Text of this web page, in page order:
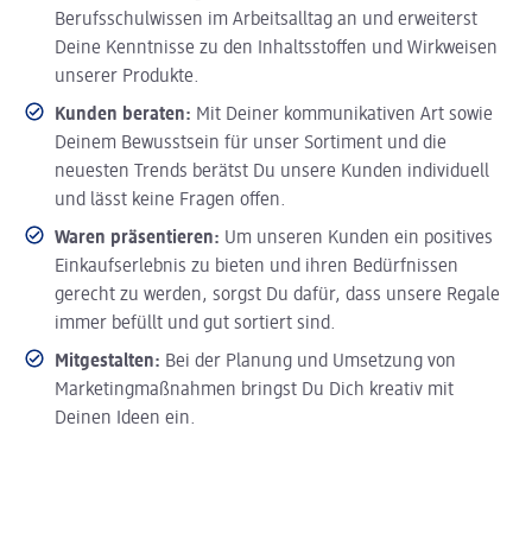
Berufsschulwissen im Arbeitsalltag an und erweiterst
Deine Kenntnisse zu den Inhaltsstoffen und Wirkweisen
unserer Produkte.
Kunden beraten: Mit Deiner kommunikativen Art sowie
Deinem Bewusstsein für unser Sortiment und die
neuesten Trends berätst Du unsere Kunden individuell
und lässt keine Fragen offen.
Waren präsentieren: Um unseren Kunden ein positives
Einkaufserlebnis zu bieten und ihren Bedürfnissen
gerecht zu werden, sorgst Du dafür, dass unsere Regale
immer befüllt und gut sortiert sind.
Mitgestalten: Bei der Planung und Umsetzung von
Marketingmaßnahmen bringst Du Dich kreativ mit
Deinen Ideen ein.